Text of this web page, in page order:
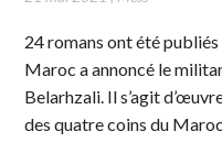
24 romans ont été publiés
Maroc a annoncé le
Belarhzali. Il s’agit
des quatre coins du